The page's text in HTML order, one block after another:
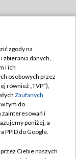
zgody na
zbierania danych,
i ich
osobowych przez
również „TVP”),
Zaufanych
tym do
zainteresowań i
poniżej, a
PPID do Google.
Ciebie naszych